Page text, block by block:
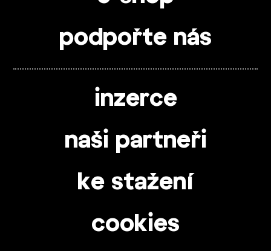
podpořte nás
inzerce
naši partneři
ke stažení
cookies